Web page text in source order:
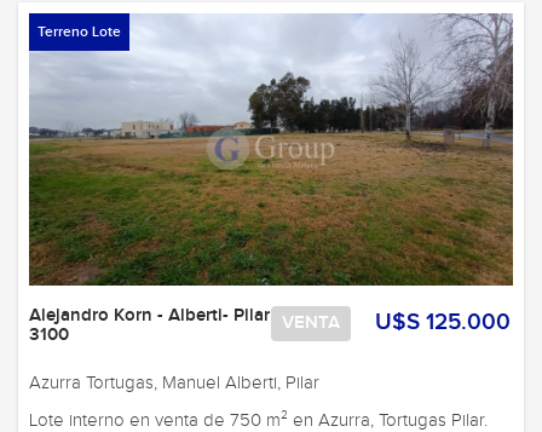
Terreno Lote
U$S 125.000
VENTA
Alejandro Korn - Alberti- Pilar
3100
Azurra Tortugas, Manuel Alberti, Pilar
Lote interno en venta de 750 m² en Azurra, Tortugas Pilar.